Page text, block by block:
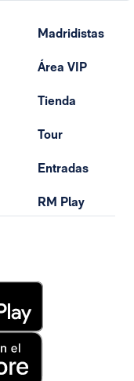
Madridistas
Área VIP
Tienda
Tour
Entradas
RM Play